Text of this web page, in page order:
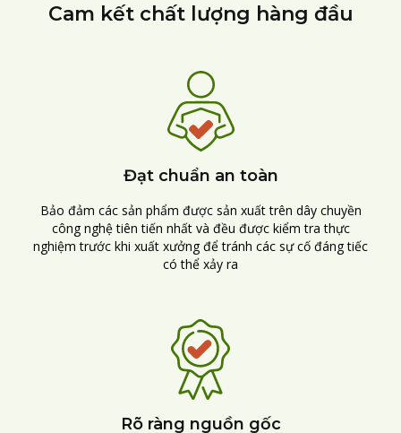
Cam kết chất lượng hàng đầu
Đạt chuẩn an toàn
Bảo đảm các sản phẩm được sản xuất trên dây chuyền
công nghệ tiên tiến nhất và đều được kiểm tra thực
nghiệm trước khi xuất xưởng để tránh các sự cố đáng tiếc
có thể xảy ra
Rõ ràng nguồn gốc